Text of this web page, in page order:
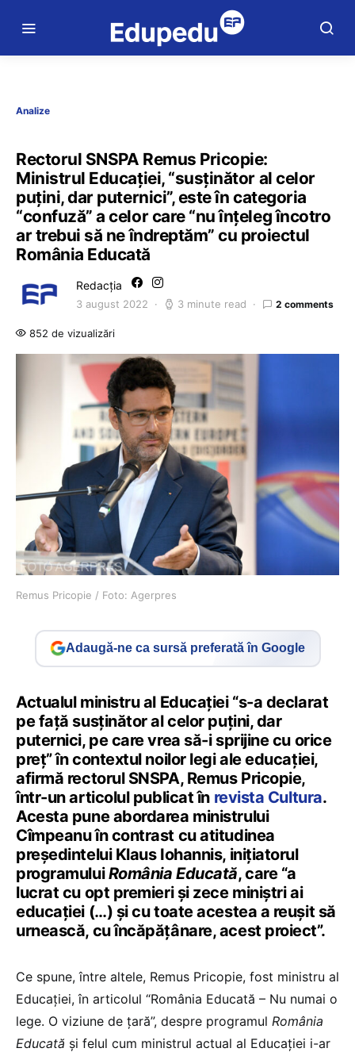
Analize
Rectorul SNSPA Remus Pricopie:
Ministrul Educației, “susținător al celor
puțini, dar puternici”, este în categoria
“confuză” a celor care “nu înțeleg încotro
ar trebui să ne îndreptăm” cu proiectul
România Educată
Redacția
3 august 2022 3 minute read 2 comments
852 de vizualizări
Remus Pricopie / Foto: Agerpres
Adaugă-ne ca sursă preferată în Google
Actualul ministru al Educației “s-a declarat
pe față susținător al celor puțini, dar
puternici, pe care vrea să-i sprijine cu orice
preț” în contextul noilor legi ale educației,
afirmă rectorul SNSPA, Remus Pricopie,
într-un articolul publicat în revista Cultura.
Acesta pune abordarea ministrului
Cîmpeanu în contrast cu atitudinea
președintelui Klaus Iohannis, inițiatorul
programuluiRomânia Educată, care “a
lucrat cu opt premieri și zece miniștri ai
educației (…) și cu toate acestea a reușit să
urnească, cu încăpățânare, acest proiect”.
Ce spune, între altele, Remus Pricopie, fost ministru al
Educației, în articolul “România Educată – Nu numai o
lege. O viziune de țară”, despre programul România
Educată și felul cum ministrul actual al Educației i-ar